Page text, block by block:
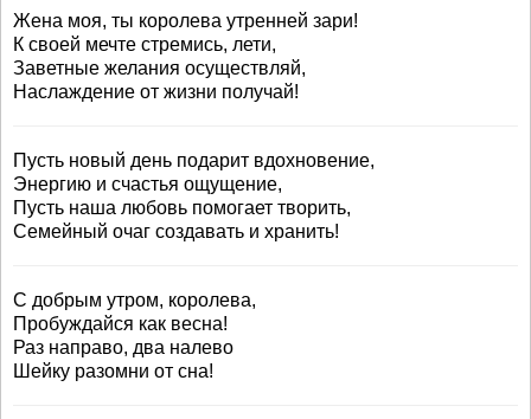
Жена моя, ты королева утренней зари!
К своей мечте стремись, лети,
Заветные желания осуществляй,
Наслаждение от жизни получай!
Пусть новый день подарит вдохновение,
Энергию и счастья ощущение,
Пусть наша любовь помогает творить,
Семейный очаг создавать и хранить!
С добрым утром, королева,
Пробуждайся как весна!
Раз направо, два налево
Шейку разомни от сна!